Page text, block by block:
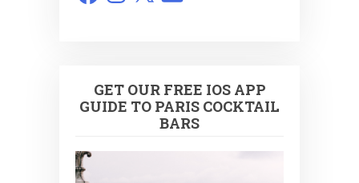
GET OUR FREE IOS APP
GUIDE TO PARIS COCKTAIL
BARS